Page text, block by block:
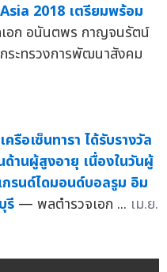
2018 เตรียมพร้อม
ก อนันตพร กาญจนรัตน์
ระทรวงการพัฒนาสังคม
รือเซ็นทารา ได้รับรางวัล
านผู้สูงอายุ เนื่องในวันผู้
รนด์ไดมอนด์บอลรูม อิม
รี — พลตำรวจเอก ... เม.ย.